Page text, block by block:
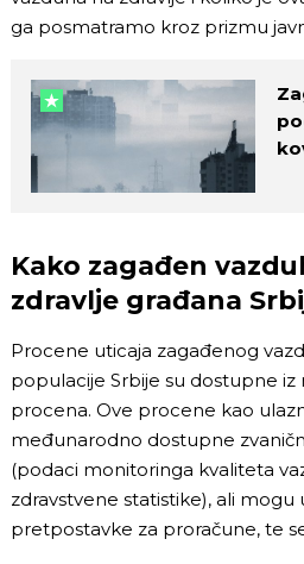
ga posmatramo kroz prizmu
Kako zagađen
zdravlje građana
Procene uticaja zagađenog
populacije Srbije su dostupne
procena. Ove procene kao
međunarodno dostupne
(podaci monitoringa kvaliteta
zdravstvene statistike), ali mogu
pretpostavke za proračune, te